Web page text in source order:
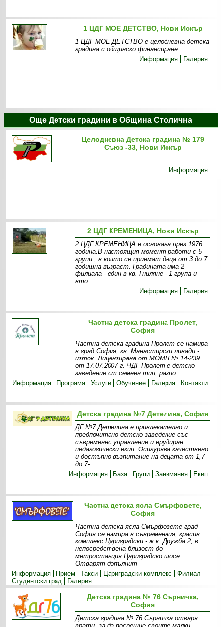
1 ЦДГ МОЕ ДЕТСТВО, Нови Искър
1 ЦДГ МОЕ ДЕТСТВО е целодневна детска
градина с общинско финансиране.
Информация
Галерия
Още Детски градини в Община Столична
Целодневна Детска градина № 179
Съюз -33, Нови Искър
Информация
2 ЦДГ КРЕМЕНИЦА, Нови Искър
2 ЦДГ КРЕМЕНИЦА е основана през 1976
година.В настоящия момент работи с 5
групи , в които се приемат деца от 3 до 7
годишна възраст. Градината има 2
филиалa - един в кв. Гниляне - 1 група и
вто
Информация
Галерия
Частна детска градина Пролет,
София
Частна детска градина Пролет се намира
в град София, кв. Манастирски ливади -
изток. Лицензирана от МОМН № 14-239
от 17.07.2007 г. ЧДГ Пролет е детско
заведение от семеен тип, разпо
Информация
Програма Услуги Обучение Галерия Контакти
Детска градина №7 Детелина, София
ДГ №7 Детелина е привлекателно и
предпочитано детско заведение със
съвременно управление и ерудиран
педагогически екип. Осигурява качествено
и достъпно възпитание на децата от 1,7
до 7-
Информация
База Групи Занимания Екип
Частна детска ясла Смърфовете,
София
Частна детска ясла Смърфовете град
София се намира в съвременния, красив
комплекс Цариградски - ж.к. Дружба 2, в
непосредствена близост до
метростанция Цариградско шосе.
Отварят допълнит
Информация
Прием Такси Цариградски комплекс
Филиал
Студентски град
Галерия
Детска градина № 76 Сърничка,
София
Детска градина № 76 Сърничка отваря
врати, за да посрещне своите малки